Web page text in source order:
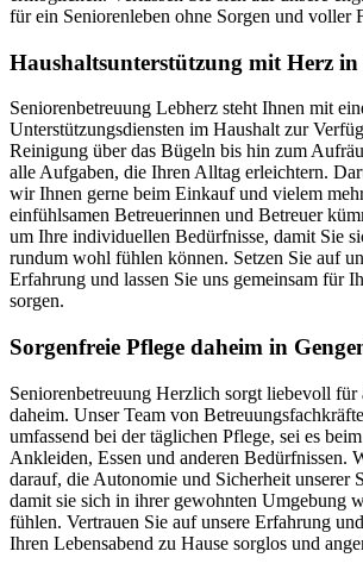
für ein Seniorenleben ohne Sorgen und voller
Haushalts­unterstützung mit Herz in
Seniorenbetreuung Lebherz steht Ihnen mit
Unterstützungsdiensten im Haushalt zur
Reinigung über das Bügeln bis hin zum
alle Aufgaben, die Ihren Alltag erleichtern.
wir Ihnen gerne beim Einkauf und vielem
einfühlsamen Betreuerinnen und Betreuer
um Ihre individuellen Bedürfnisse, damit Sie
rundum wohl fühlen können. Setzen Sie auf
Erfahrung und lassen Sie uns gemeinsam für
sorgen.
Sorgenfreie Pflege daheim in
Seniorenbetreuung Herzlich sorgt liebevoll für
daheim. Unser Team von
umfassend bei der täglichen Pflege, sei es
Ankleiden, Essen und anderen Bedürfnissen.
darauf, die Autonomie und Sicherheit unserer
damit sie sich in ihrer gewohnten Umgebung
fühlen. Vertrauen Sie auf unsere Erfahrung
Ihren Lebensabend zu Hause sorglos und